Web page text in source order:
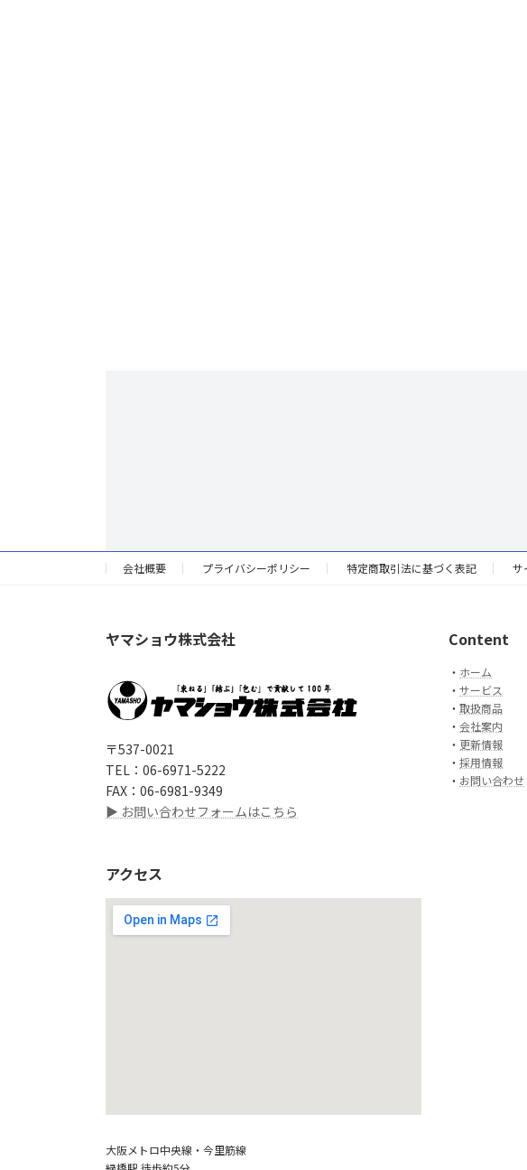
会社概要 プライバシーポリシー 特定商取引法に基づく表記 サ
ヤマショウ株式会社
〒537-0021
TEL：06-6971-5222
FAX：06-6981-9349
▶ お問い合わせフォームはこちら
アクセス
大阪メトロ中央線・今里筋線
Content
・ ホーム
・ サービス
・ 取扱商品
・ 会社案内
・ 更新情報
・ 採用情報
・ お問い合わせ